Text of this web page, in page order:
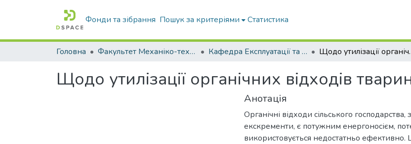
Фонди та зібрання Пошук за критеріями Статистика
Головна Факультет Механіко-технологічний Кафедра Експлуатації та технічного сервісу машин Щодо
Щодо утилізації органічних відходів
Анотація
Органічні відходи сільського господарства,
екскременти, є потужним енергоносієм,
використовується недостатньо ефективно.